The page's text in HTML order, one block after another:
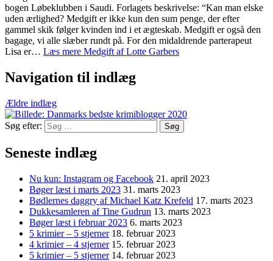
bogen Løbeklubben i Saudi. Forlagets beskrivelse: “Kan man elske
uden ærlighed? Medgift er ikke kun den sum penge, der efter
gammel skik følger kvinden ind i et ægteskab. Medgift er også den
bagage, vi alle slæber rundt på. For den midaldrende parterapeut
Lisa er… Læs mere Medgift af Lotte Garbers
Navigation til indlæg
Ældre indlæg
Søg efter:
Seneste indlæg
Nu kun: Instagram og Facebook 21. april 2023
Bøger læst i marts 2023 31. marts 2023
Bødlernes daggry af Michael Katz Krefeld 17. marts 2023
Dukkesamleren af Tine Gudrun 13. marts 2023
Bøger læst i februar 2023 6. marts 2023
5 krimier – 5 stjerner 18. februar 2023
4 krimier – 4 stjerner 15. februar 2023
5 krimier – 5 stjerner 14. februar 2023